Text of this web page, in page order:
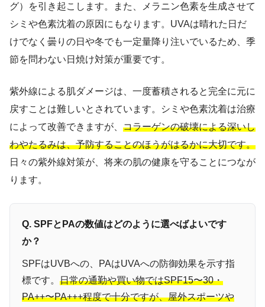
グ）を引き起こします。また、メラニン色素を生成させて
シミや色素沈着の原因にもなります。UVAは晴れた日だ
けでなく曇りの日や冬でも一定量降り注いでいるため、季
節を問わない日焼け対策が重要です。
紫外線による肌ダメージは、一度蓄積されると完全に元に
戻すことは難しいとされています。シミや色素沈着は治療
によって改善できますが、 コラーゲンの破壊による深いし
わやたるみは、予防することのほうがはるかに大切です。
日々の紫外線対策が、将来の肌の健康を守ることにつなが
ります。
Q. SPFとPAの数値はどのように選べばよいです
か？
SPFはUVBへの、PAはUVAへの防御効果を示す指
標です。 日常の通勤や買い物ではSPF15〜30・
PA++〜PA+++程度で十分ですが、屋外スポーツや